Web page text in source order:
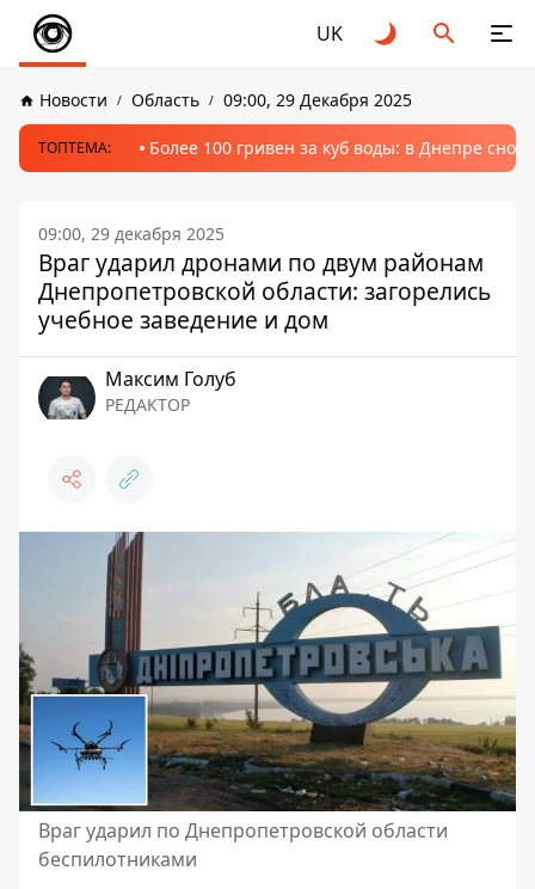
UK
Новости Область 09:00, 29 Декабря 2025
ТОПТЕМА: Более 100 гривен за куб воды: в Днепре
09:00, 29 декабря 2025
Враг ударил дронами по двум районам
Днепропетровской области: загорелись
учебное заведение и дом
Максим Голуб
РЕДАКТОР
Враг ударил по Днепропетровской области
беспилотниками